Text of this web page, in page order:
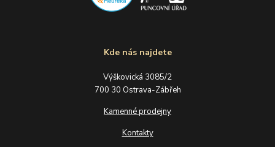
Kde nás najdete
Výškovická 3085/2
700 30 Ostrava-Zábřeh
Kamenné prodejny
Kontakty